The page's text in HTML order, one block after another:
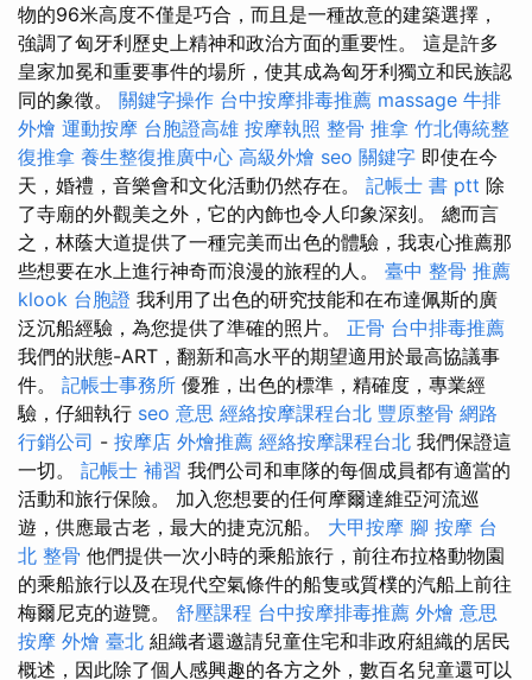
物的96米高度不僅是巧合，而且是一種故意的建築選擇，
強調了匈牙利歷史上精神和政治方面的重要性。 這是許多
皇家加冕和重要事件的場所，使其成為匈牙利獨立和民族認
同的象徵。 關鍵字操作 台中按摩排毒推薦 massage 牛排
外燴 運動按摩 台胞證高雄 按摩執照 整骨 推拿 竹北傳統整
復推拿 養生整復推廣中心 高級外燴 seo 關鍵字 即使在今
天，婚禮，音樂會和文化活動仍然存在。 記帳士 書 ptt 除
了寺廟的外觀美之外，它的內飾也令人印象深刻。 總而言
之，林蔭大道提供了一種完美而出色的體驗，我衷心推薦那
些想要在水上進行神奇而浪漫的旅程的人。 臺中 整骨 推薦
klook 台胞證 我利用了出色的研究技能和在布達佩斯的廣
泛沉船經驗，為您提供了準確的照片。 正骨 台中排毒推薦
我們的狀態-ART，翻新和高水平的期望適用於最高協議事
件。 記帳士事務所 優雅，出色的標準，精確度，專業經
驗，仔細執行 seo 意思 經絡按摩課程台北 豐原整骨 網路
行銷公司 - 按摩店 外燴推薦 經絡按摩課程台北 我們保證這
一切。 記帳士 補習 我們公司和車隊的每個成員都有適當的
活動和旅行保險。 加入您想要的任何摩爾達維亞河流巡
遊，供應最古老，最大的捷克沉船。 大甲按摩 腳 按摩 台
北 整骨 他們提供一次小時的乘船旅行，前往布拉格動物園
的乘船旅行以及在現代空氣條件的船隻或質樸的汽船上前往
梅爾尼克的遊覽。 舒壓課程 台中按摩排毒推薦 外燴 意思
按摩 外燴 臺北 組織者還邀請兒童住宅和非政府組織的居民
概述，因此除了個人感興趣的各方之外，數百名兒童還可以